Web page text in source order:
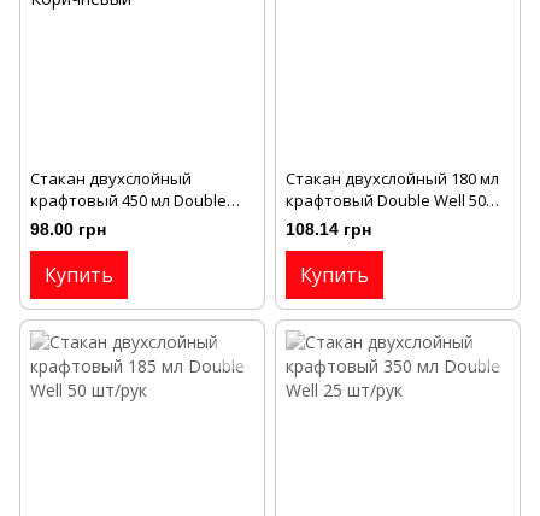
Стакан двухслойный
крафтовый 450 мл Double
Well 20 шт/рук
98.00 грн
Купить
Стакан двухслойный 180 мл
крафтовый Double Well 50
шт/рук
108.14 грн
Купить